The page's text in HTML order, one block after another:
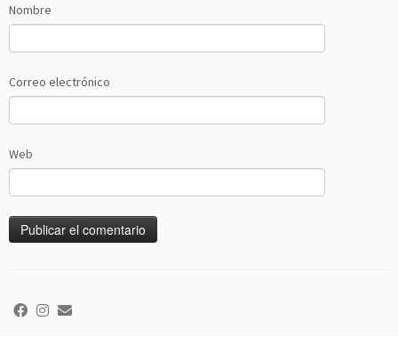
Nombre
Correo electrónico
Web